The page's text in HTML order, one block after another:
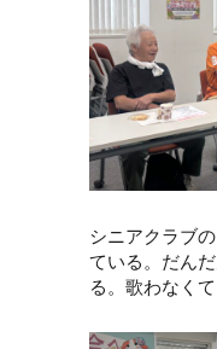
シニアクラブ
ている。だん
る。歌わなく